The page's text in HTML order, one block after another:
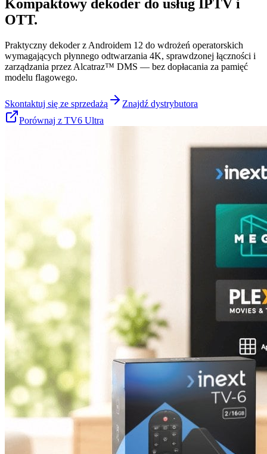
Kompaktowy dekoder do usług IPTV i
OTT.
Praktyczny dekoder z Androidem 12 do wdrożeń operatorskich
wymagających płynnego odtwarzania 4K, sprawdzonej łączności i
zarządzania przez Alcatraz™ DMS — bez dopłacania za pamięć
modelu flagowego.
Skontaktuj się ze sprzedażą
Znajdź dystrybutora
Porównaj z TV6 Ultra